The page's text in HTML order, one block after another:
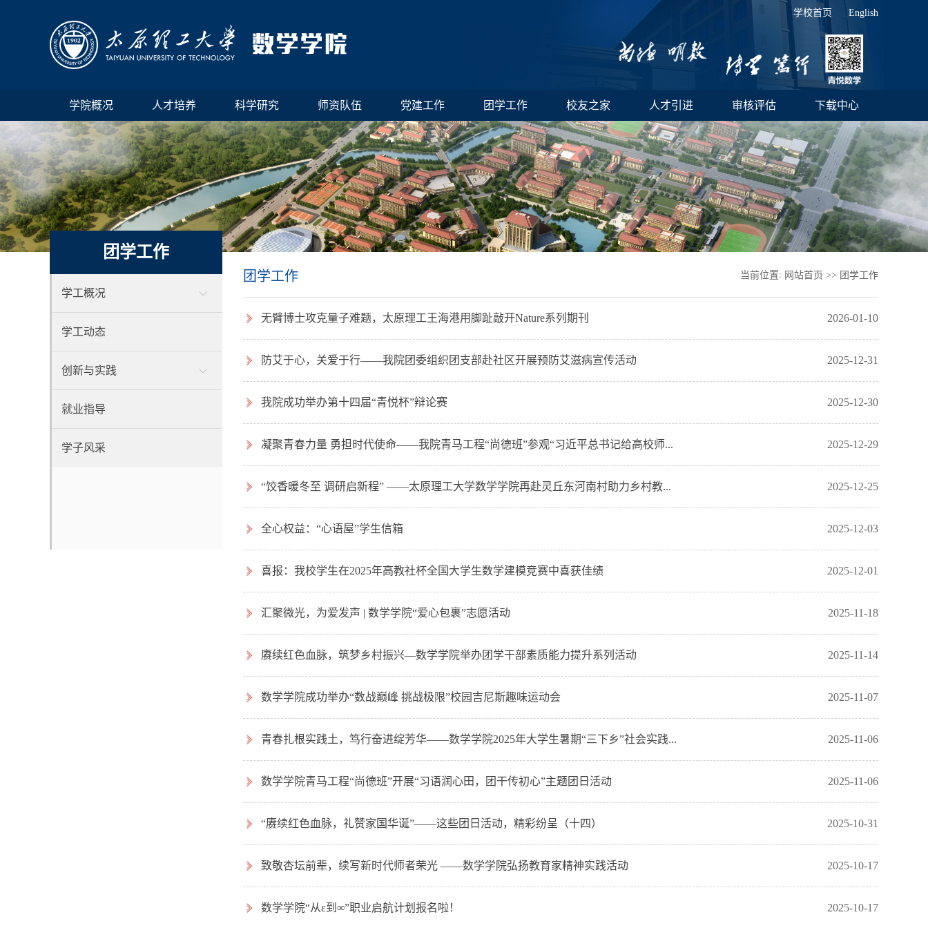
学校首页 English
学院概况 人才培养 科学研究 师资队伍 党建工作 团学工作 校友之家 人才引进 审核评估 下载中心
团学工作
学工概况
学工动态
创新与实践
就业指导
学子风采
团学工作 当前位置: 网站首页 >> 团学工作
无臂博士攻克量子难题，太原理工王海港用脚趾敲开Nature系列期刊 2026-01-10
防艾于心，关爱于行——我院团委组织团支部赴社区开展预防艾滋病宣传活动 2025-12-31
我院成功举办第十四届“青悦杯”辩论赛 2025-12-30
凝聚青春力量 勇担时代使命——我院青马工程“尚德班”参观“习近平总书记给高校师... 2025-12-29
“饺香暖冬至 调研启新程” ——太原理工大学数学学院再赴灵丘东河南村助力乡村教... 2025-12-25
全心权益：“心语屋”学生信箱 2025-12-03
喜报：我校学生在2025年高教社杯全国大学生数学建模竞赛中喜获佳绩 2025-12-01
汇聚微光，为爱发声 | 数学学院“爱心包裹”志愿活动 2025-11-18
赓续红色血脉，筑梦乡村振兴—数学学院举办团学干部素质能力提升系列活动 2025-11-14
数学学院成功举办“数战巅峰 挑战极限”校园吉尼斯趣味运动会 2025-11-07
青春扎根实践土，笃行奋进绽芳华——数学学院2025年大学生暑期“三下乡”社会实践... 2025-11-06
数学学院青马工程“尚德班”开展“习语润心田，团干传初心”主题团日活动 2025-11-06
“赓续红色血脉，礼赞家国华诞”——这些团日活动，精彩纷呈（十四） 2025-10-31
致敬杏坛前辈，续写新时代师者荣光 ——数学学院弘扬教育家精神实践活动 2025-10-17
数学学院“从ε到∞”职业启航计划报名啦！ 2025-10-17